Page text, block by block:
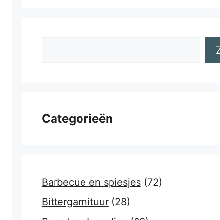
Categorieën
Barbecue en spiesjes(72)
Bittergarnituur(28)